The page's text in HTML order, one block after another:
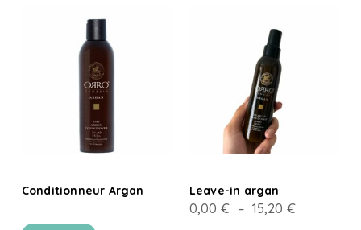
Conditionneur Argan Leave-in argan
0,00 € – 15,20 €Plage